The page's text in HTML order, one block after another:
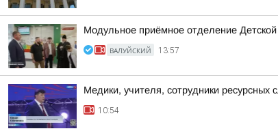
Модульное приёмное отделение
ВАЛУЙСКИЙ 13:57
Медики, учителя, сотрудники ресурсных
10:54